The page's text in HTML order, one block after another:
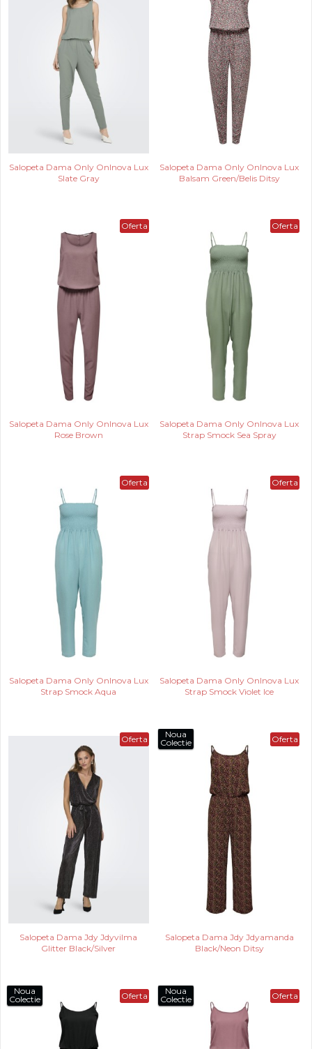
Salopeta Dama Only Onlnova Lux
Slate Gray
Salopeta Dama Only Onlnova Lux
Balsam Green/Belis Ditsy
Oferta
Salopeta Dama Only Onlnova Lux
Rose Brown
Oferta
Salopeta Dama Only Onlnova Lux
Strap Smock Sea Spray
Oferta
Salopeta Dama Only Onlnova Lux
Strap Smock Aqua
Oferta
Salopeta Dama Only Onlnova Lux
Strap Smock Violet Ice
Oferta
Salopeta Dama Jdy Jdyvilma
Glitter Black/Silver
Oferta
Noua
Colectie
Salopeta Dama Jdy Jdyamanda
Black/Neon Ditsy
Oferta
Noua
Colectie
Oferta
Noua
Colectie